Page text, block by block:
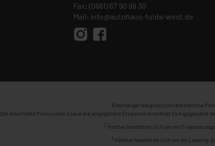
Fax: (0661) 67 90 88 30
Mail: info@autohaus-fulda-west.de
1 Ehemaliger Neupreis (Unverbindliche
Der errechnete Preisvorteil sowie die angegebene Ersparnis errechnet sich gegenüber
2 Hierbei handelt es sich um ein
3 Hierbei handelt es sich um ein Leasing-